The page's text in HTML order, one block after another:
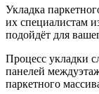
Укладка
их специалистам
подойдёт для
Процесс укладки
панелей
паркетного